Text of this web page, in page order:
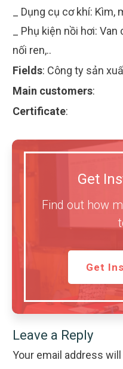
_ Dụng cụ cơ khí: Kìm,
_ Phụ kiện nồi hơi:
nối ren,..
Fields: Công ty sản
Main customers:
Certificate:
Get
Find out how
Get
Leave a Reply
Your email address